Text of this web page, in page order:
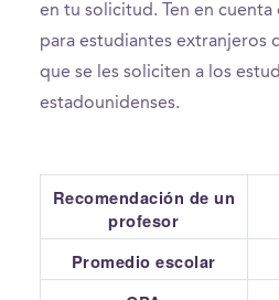
en tu solicitud. Ten en
para estudiantes extranjeros
que se les soliciten a los
estadounidenses.
Recomendación de un
profesor
Promedio escolar